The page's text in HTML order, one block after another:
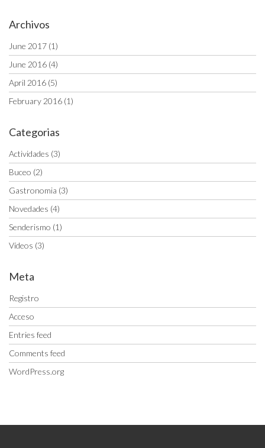
Archivos
June 2017 (1)
June 2016 (4)
April 2016 (5)
February 2016 (1)
Categorias
Actividades (3)
Buceo (2)
Gastronomia (3)
Novedades (4)
Senderismo (1)
Vídeos (3)
Meta
Registro
Acceso
Entries feed
Comments feed
WordPress.org